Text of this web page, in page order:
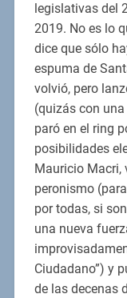
legislativas del
2019. No es lo
dice que sólo
espuma de
volvió, pero
(quizás con una
paró en el ring
posibilidades
Mauricio Macri,
peronismo
por todas, si
una nueva
Ciudadano”) y
de las decenas